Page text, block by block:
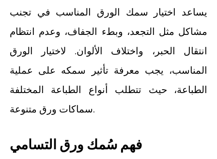
يساعد اختيار سمك الورق المناسب في تجنب
مشاكل مثل التجعد، وبطء الجفاف، وعدم انتظام
انتقال الحبر، واختلاف الألوان. لاختيار الورق
المناسب، يجب معرفة تأثير سمكه على عملية
الطباعة، حيث تتطلب أنواع الطباعة المختلفة
سماكات ورق متنوعة.
فهم سُمك ورق التسامي